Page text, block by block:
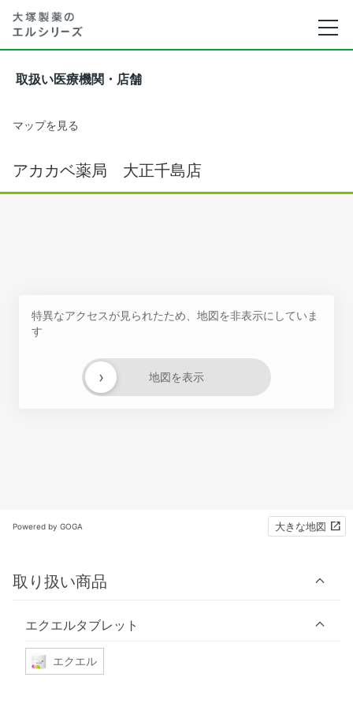
取扱い医療機関・店舗
マップを見る
アカカベ薬局 大正千島店
特異なアクセスが見られたため、地図を非表示にしていま
す
地図を表示
›
Powered by GOGA 大きな地図
取り扱い商品
エクエルタブレット
エクエル